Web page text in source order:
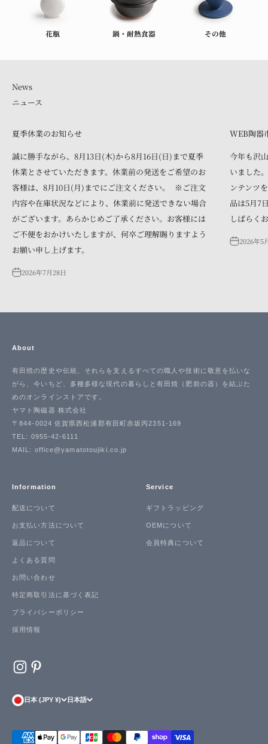
花瓶 鍋・耐熱食器 その他
ニュース
夏季休業のお知らせ
誠に勝手ながら、8月13日(木)から8月16日(日)まで夏季
休業とさせていただきます。休業前の発送をご希望のお
客様は、8月10日(月)までにご注文ください。 ※ご注文
内容や在庫状況などにより、休業前に発送できない場合
がございます。あらかじめご了承ください。お客様には
ご不便をおかけいたしますが、何卒ご理解賜りますよう
お願い申し上げます。
2026年7月28日
WEB陶器
今年も沢
いました
ンテンツ
品は5月7
しばらく
2026年5
About
有田焼の歴史や伝統、それらを支えるすべての職人や技術に敬意を払いな
がら、今いちど、多種多様な現代の暮らしと有田焼（肥前の器）を結ぶた
めのオンラインストアです。
ヤマト陶磁器 株式会社
〒844-0024 佐賀県西松浦郡有田町赤坂丙2351-169
TEL: 0955-42-6111
MAIL: office@yamatotoujiki.co.jp
Information
配送について
お支払い方法について
返品について
よくある質問
お問い合わせ
特定商取引法に基づく表記
プライバシーポリシー
採用情報
Service
ギフトラッピング
OEMについて
会員特典について
日本 (JPY ¥) 日本語